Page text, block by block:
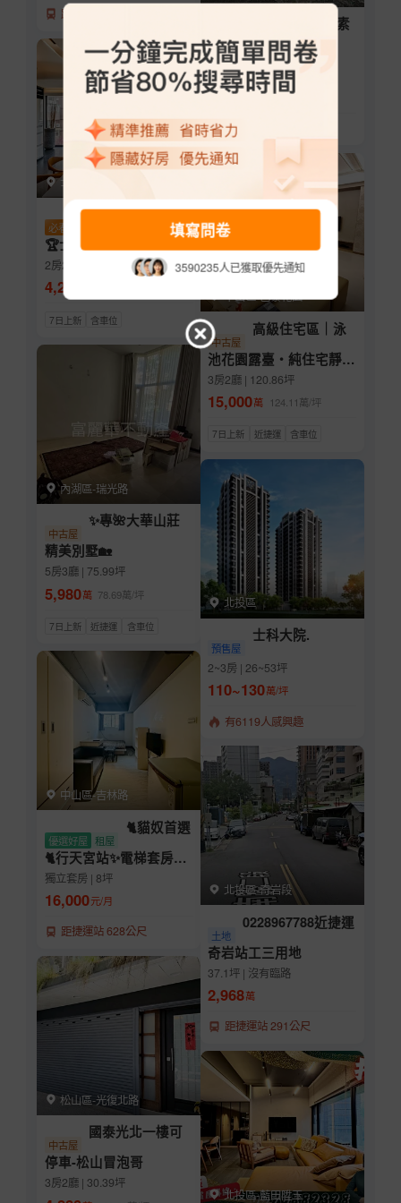
距捷運站 255公尺
士林區-菩方田
必看好屋
得獎作品
🏆士林陽明山🎉震大綠
建築森林品味居所+雙平
車
2房2廳 | 82.473坪
4,200
7日上新 含車位
內湖區-瑞光路
中古屋
✨專🌺大華山莊
精美別墅🏡
5房3廳 | 75.99坪
5,980萬 78.69萬/坪
7日上新 近捷運 含車位
中山區-吉林路
優選好屋 租屋
🐈貓奴首選
🐈行天宮站✨電梯套房✅
可租補/可短租
獨立套房 | 8坪
16,000元/月
距捷運站 628公尺
松山區-光復北路
中古屋
國泰光北一樓可
停車-松山冒泡哥
3房2廳 | 30.39坪
土地
獨家中正區住三素
地
24.81坪 | 臨路寬6米
3,225 萬
距捷運站 927公尺
中山區-巴黎花園
中古屋
高級住宅區｜泳
池花園露臺・純住宅靜巷
大直名邸
3房2廳 | 120.86坪
15,000萬 124.11萬/坪
7日上新 近捷運 含車位
北投區
預售屋
士科大院.
2~3房 | 26~53坪
110~130萬/坪
有6119人感興趣
北投區-奇岩段
土地
0228967788近捷運
奇岩站工三用地
37.1坪 | 沒有臨路
2,968萬
距捷運站 291公尺
北投區-藍田陞玉
填寫問卷
3590235人已獲取優先通知